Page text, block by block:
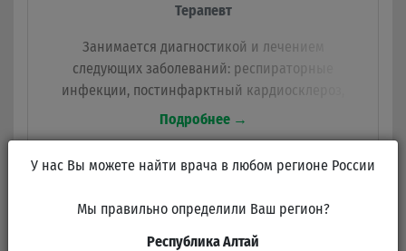
Терапевт
Занимается диагностикой и лечением
следующих заболеваний: респираторные
инфекции, постинфарктный кардиосклероз,
органы брюшной полости, Терапия общая,
пищевое отравление, кишечник, Расшифровка
ФВД, бронхит.
Подробнее →
Городская больница
У нас Вы можете найти врача в любом регионе России
Мы правильно определили Ваш регион?
Республика Алтай